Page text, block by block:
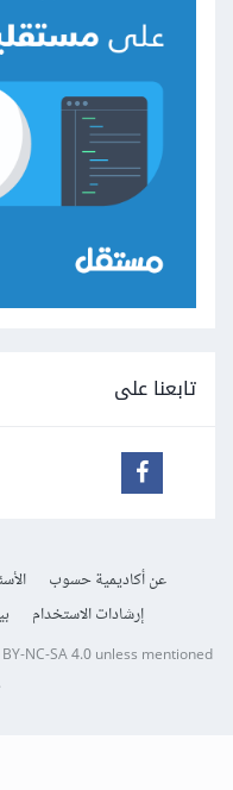
تابعنا على
عن أكاديمية حسوب
إرشادات الاستخدام
NC-SA 4.0unless mentioned